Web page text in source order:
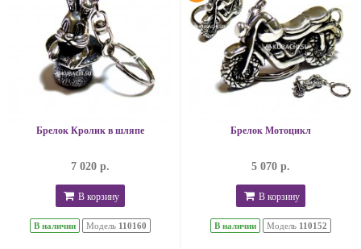
Брелок Кролик в шляпе
7 020 р.
В корзину
В наличии Модель 110160
Брелок Мотоцикл
5 070 р.
В корзину
В наличии Модель 110152